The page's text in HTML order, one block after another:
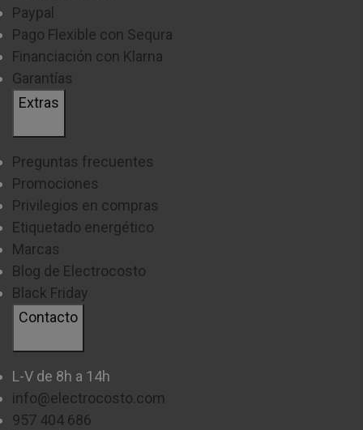
Paypal
Pago Flexible con Sequra
Financiación con Klarna
Garantías
Extras
Preguntas frecuentes
Promociones
Privilegios en compras
Etiquetado energético
Marcas
Blog de Electrocosto
Black Friday
Contacto
L-V de 8h a 14h
info@electrocosto.com
957 404 686